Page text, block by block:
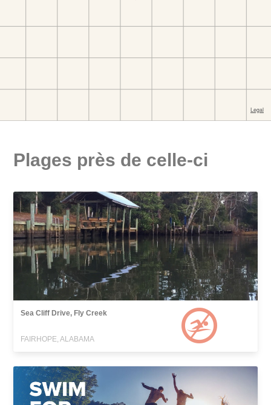
Plages près de celle-ci
Sea Cliff Drive, Fly Creek
FAIRHOPE, ALABAMA